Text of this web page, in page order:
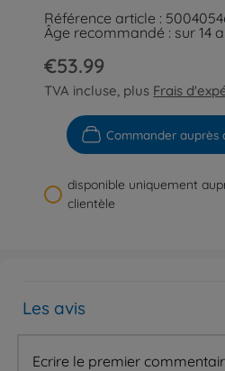
Référence article :
Âge recommandé : sur 14
€53.99
TVA incluse, plus Frais
Commander auprès
disponible uniquement
clientèle
Les avis
Ecrire le premier